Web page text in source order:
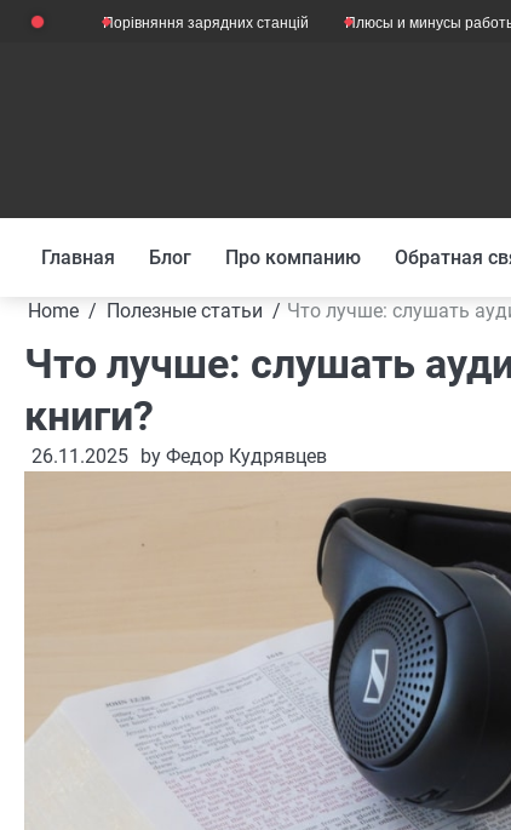
SkipПорівняння зарядних станцій Плюсы и минусы работы
Главная Блог Про компанию Обратная
Home Полезные статьи Что лучше: слушать
Что лучше: слушать
книги?
26.11.2025 by Федор Кудрявцев